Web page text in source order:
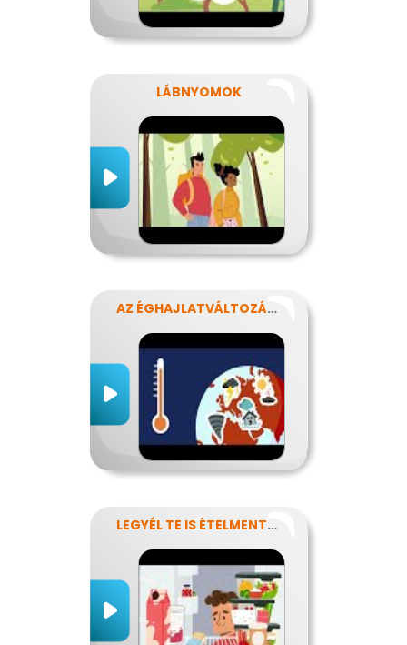
LÁBNYOMOK
AZ ÉGHAJLATVÁLTOZÁS HATÁSA AZ ÉLELMISZER-ELLÁTÁSRA
LEGYÉL TE IS ÉTELMENTŐ!